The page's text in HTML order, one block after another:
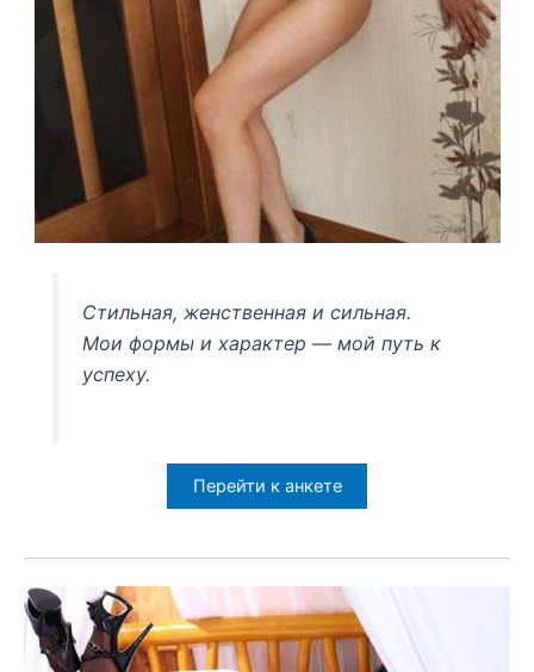
Стильная, женственная и сильная.
Мои формы и характер — мой путь к
успеху.
Перейти к анкете